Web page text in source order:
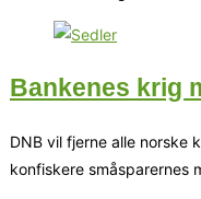
Bankenes krig
DNB vil fjerne alle norske
konfiskere småsparernes